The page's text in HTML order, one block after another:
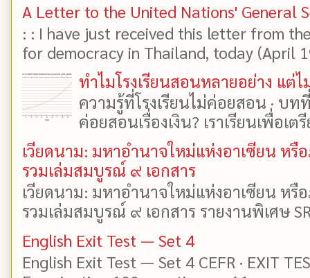
A Letter to the United Nations' General
: : I have just received this letter from
for democracy in Thailand, today (April
ทำไมโรงเรียนสอนหลายอย่าง แต่ไ
ความรู้ที่โรงเรียนไม่ค่อยสอน · บ
ค่อยสอนเรื่องเงิน? เราเรียนเพื่อเต
เวียดนาม: มหาอำนาจใหม่แห่งอาเซียน ห
รวมเล่มสมบูรณ์ ๙ เอกสาร
เวียดนาม: มหาอำนาจใหม่แห่งอาเซียน ห
รวมเล่มสมบูรณ์ ๙ เอกสาร รายงานพิเศษ
English Exit Test — Set 4
English Exit Test — Set 4 CEFR · EXIT